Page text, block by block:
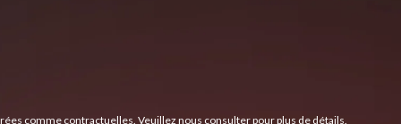
comme contractuelles. Veuillez nous consulter pour plus de détails.